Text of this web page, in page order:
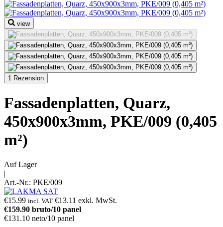
view
1 Rezension
Fassadenplatten, Quarz,
450x900x3mm, PKE/009 (0,405
m²)
Auf Lager
|
Art.-Nr.: PKE/009
€15.99 incl. VAT €13.11 exkl. MwSt.
€159.90 bruto/10 panel
€131.10 neto/10 panel